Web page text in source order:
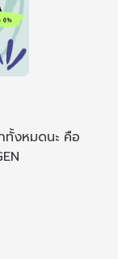
ทั้งหมดนะ คือ